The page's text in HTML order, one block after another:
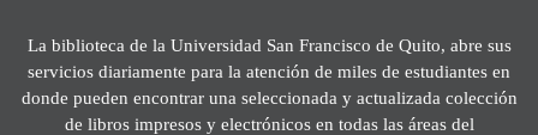
La biblioteca de la Universidad San Francisco de Quito, abre sus
servicios diariamente para la atención de miles de estudiantes en
donde pueden encontrar una seleccionada y actualizada colección
de libros impresos y electrónicos en todas las áreas del